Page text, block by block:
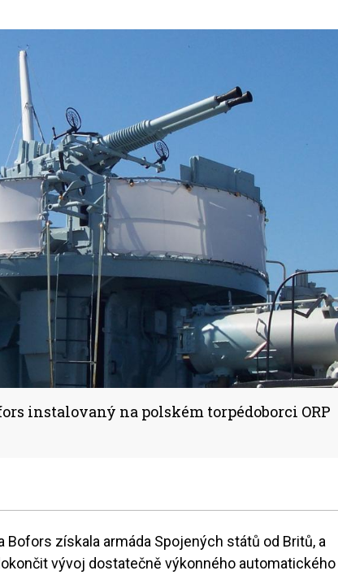
instalovaný na polském torpédoborci ORP
Bofors získala armáda Spojených států od Britů, a
vývoj dostatečně výkonného automatického